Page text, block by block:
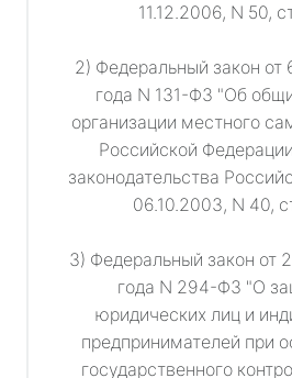
11.12.2006, N 50,
2) Федеральный закон от
года N 131-ФЗ "Об
организации местного
Российской
законодательства
06.10.2003, N 40,
3) Федеральный закон от
года N 294-ФЗ "О
юридических лиц и
предпринимателей при
государственного